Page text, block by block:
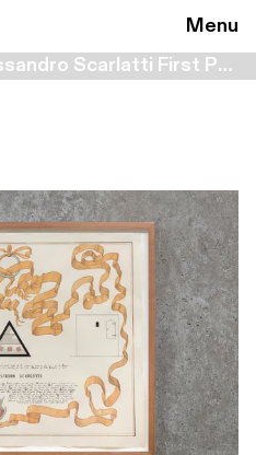
Menu
Collection > Teatro Alessandro Scarlatti First Proposals